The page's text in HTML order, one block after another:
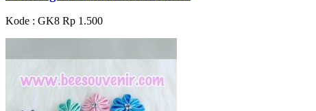
Kode : GK8 Rp 1.500